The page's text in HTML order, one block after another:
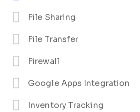
File Sharing
File Transfer
Firewall
Google Apps Integration
Inventory Tracking